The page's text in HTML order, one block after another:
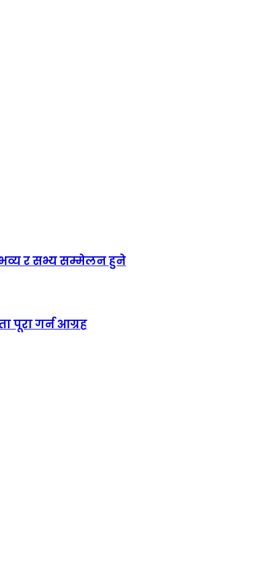
र सभ्य सम्मेलन हुने
पूरा गर्न आग्रह